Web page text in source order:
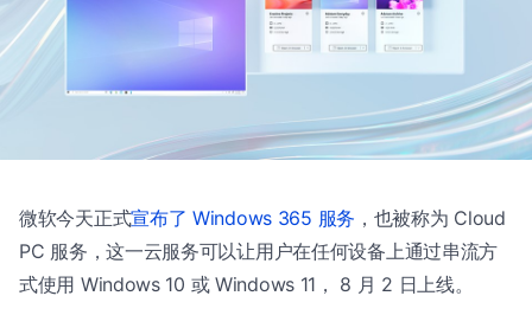
微软今天正式宣布了 Windows 365 服务 ，也被称为 Cloud
PC 服务，这一云服务可以让用户在任何设备上通过串流方
式使用 Windows 10 或 Windows 11， 8 月 2 日上线。